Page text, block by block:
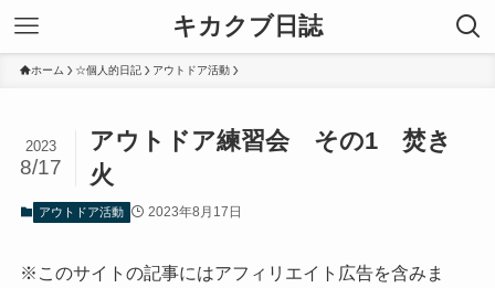
キカクブ日誌
ホーム ☆個人的日記 アウトドア活動
アウトドア練習会 その1 焚き
火
2023
8/17
アウトドア活動 2023年8月17日
※このサイトの記事にはアフィリエイト広告を含みま